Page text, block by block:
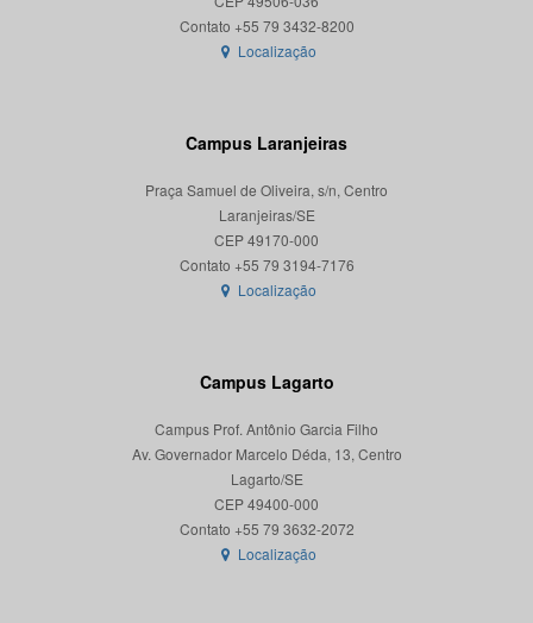
Localização
Campus Laranjeiras
Praça Samuel de Oliveira, s/n, Centro
Laranjeiras/SE
CEP 49170-000
Localização
Campus Lagarto
Campus Prof. Antônio Garcia Filho
Av. Governador Marcelo Déda, 13, Centro
Lagarto/SE
CEP 49400-000
Localização